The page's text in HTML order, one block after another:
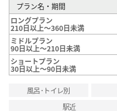
プラン名・期間
ロングプラン
210日以上～360日未満
ミドルプラン
90日以上～210日未満
ショートプラン
30日以上～90日未満
風呂･トイレ別
駅近